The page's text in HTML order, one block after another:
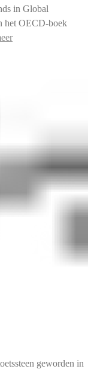
in Global
het OECD-boek
geworden in